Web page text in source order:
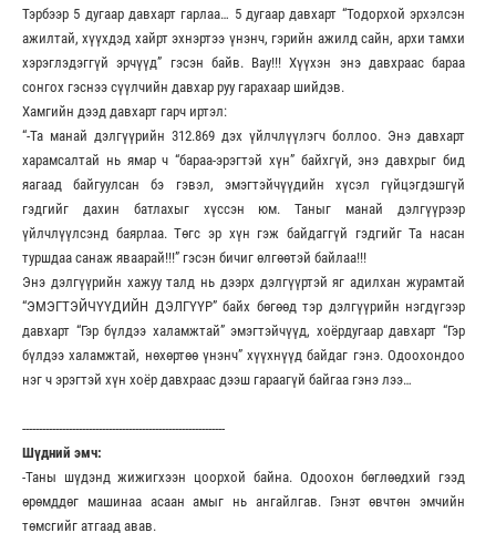
Тэрбээр 5 дугаар давхарт гарлаа… 5 дугаар давхарт “Тодорхой эрхэлсэн
ажилтай, хүүхдэд хайрт эхнэртээ үнэнч, гэрийн ажилд сайн, архи тамхи
хэрэглэдэггүй эрчүүд” гэсэн байв. Bay!!! Хүүхэн энэ давхраас бараа
сонгох гэснээ сүүлчийн давхар руу гарахаар шийдэв.
Хамгийн дээд давхарт гарч иртэл:
“-Та манай дэлгүүрийн 312.869 дэх үйлчлүүлэгч боллоо. Энэ давхарт
харамсалтай нь ямар ч “бараа-эрэгтэй хүн” байхгүй, энэ давхрыг бид
яагаад байгуулсан бэ гэвэл, эмэгтэйчүүдийн хүсэл гүйцэгдэшгүй
гэдгийг дахин батлахыг хүссэн юм. Таныг манай дэлгүүрээр
үйлчлүүлсэнд баярлаа. Төгс эр хүн гэж байдаггүй гэдгийг Та насан
туршдаа санаж яваарай!!!” гэсэн бичиг өлгөөтэй байлаа!!!
Энэ дэлгүүрийн хажуу талд нь дээрх дэлгүүртэй яг адилхан журамтай
“ЭМЭГТЭЙЧҮҮДИЙН ДЭЛГҮҮР” байх бөгөөд тэр дэлгүүрийн нэгдүгээр
давхарт “Гэр бүлдээ халамжтай” эмэгтэйчүүд, хоёрдугаар давхарт “Гэр
бүлдээ халамжтай, нөхөртөө үнэнч” хүүхнүүд байдаг гэнэ. Одоохондоо
нэг ч эрэгтэй хүн хоёр давхраас дээш гараагүй байгаа гэнэ лээ…
-------------------------------------------------------------
Шүдний эмч:
-Таны шүдэнд жижигхээн цоорхой байна. Одоохон бөглөөдхий гээд
өрөмддөг машинаа асаан амыг нь ангайлгав. Гэнэт өвчтөн эмчийн
төмсгийг атгаад авав.